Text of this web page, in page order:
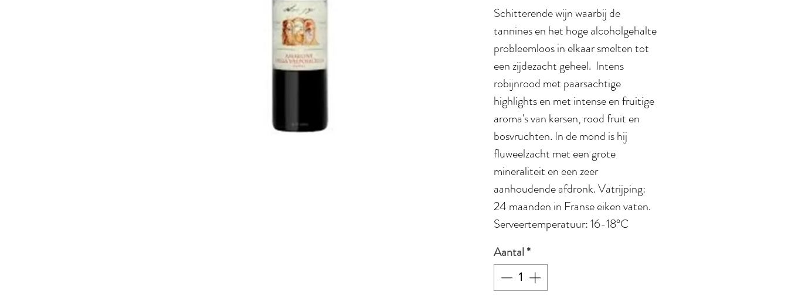
Schitterende wijn waarbij de
tannines en het hoge alcoholgehalte
probleemloos in elkaar smelten tot
een zijdezacht geheel. Intens
robijnrood met paarsachtige
highlights en met intense en fruitige
aroma's van kersen, rood fruit en
bosvruchten. In de mond is hij
fluweelzacht met een grote
mineraliteit en een zeer
aanhoudende afdronk. Vatrijping:
24 maanden in Franse eiken vaten.
Serveertemperatuur: 16-18°C
Aantal*